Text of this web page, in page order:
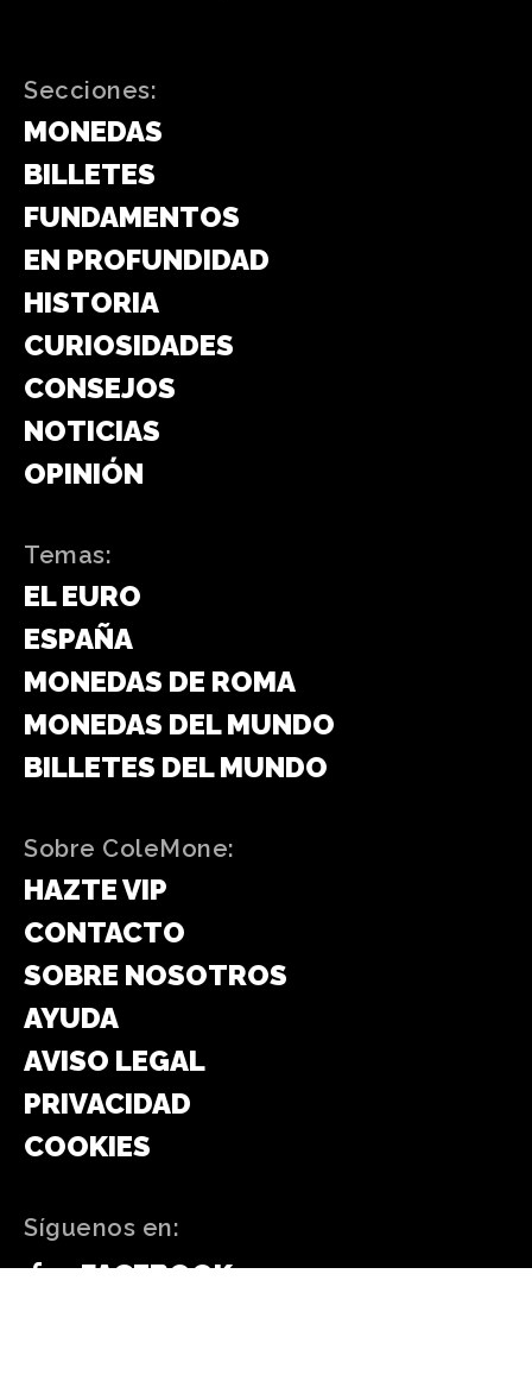
Secciones:
MONEDAS
BILLETES
FUNDAMENTOS
EN PROFUNDIDAD
HISTORIA
CURIOSIDADES
CONSEJOS
NOTICIAS
OPINIÓN
Temas:
EL EURO
ESPAÑA
MONEDAS DE ROMA
MONEDAS DEL MUNDO
BILLETES DEL MUNDO
Sobre ColeMone:
HAZTE VIP
CONTACTO
SOBRE NOSOTROS
AYUDA
AVISO LEGAL
PRIVACIDAD
COOKIES
Síguenos en:
FACEBOOK